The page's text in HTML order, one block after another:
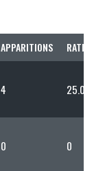
APPARITIONS RATIO
4 25.00
0 0